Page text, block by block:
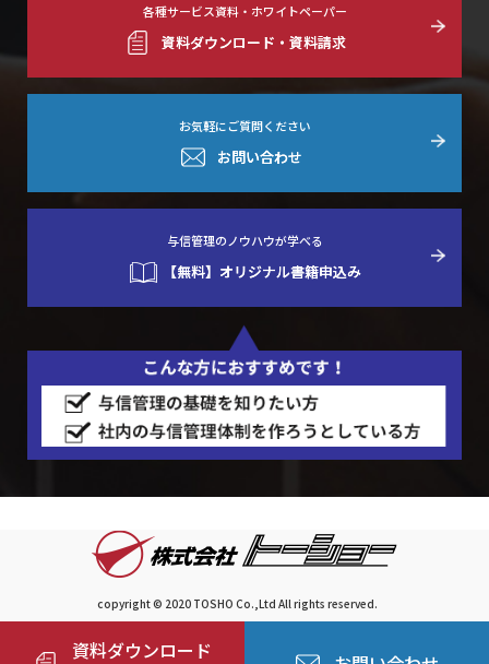
各種サービス資料・ホワイトペーパー
資料ダウンロード・資料請求
お気軽にご質問ください
お問い合わせ
与信管理のノウハウが学べる
【無料】オリジナル書籍申込み
copyright © 2020 TOSHO Co.,Ltd All rights reserved.
資料ダウンロード